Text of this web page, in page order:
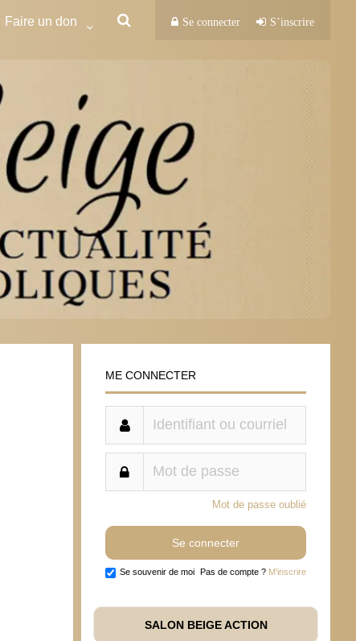
Faire un don Se connecter S’inscrire
ME CONNECTER
Mot de passe oublié
Se souvenir de moi Pas de compte ? M'inscrire
SALON BEIGE ACTION